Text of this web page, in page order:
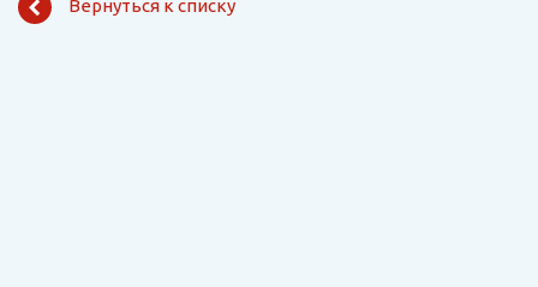
Вернуться к списку